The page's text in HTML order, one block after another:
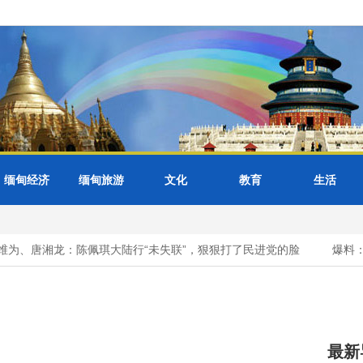
缅甸经济 缅甸旅游 文化 教育 生活
、唐湘龙：陈佩琪大陆行“未失联”，狠狠打了民进党的脸 爆料：
最